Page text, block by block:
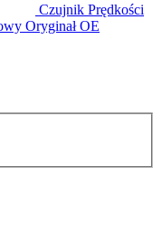
Czujnik Prędkości
Oryginał OE